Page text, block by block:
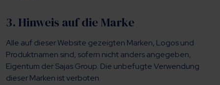
3. Hinweis auf die Marke
Alle auf dieser Website gezeigten Marken, Logos und
Produktnamen sind, sofern nicht anders angegeben,
Eigentum der Sajas Group. Die unbefugte Verwendung
dieser Marken ist verboten.